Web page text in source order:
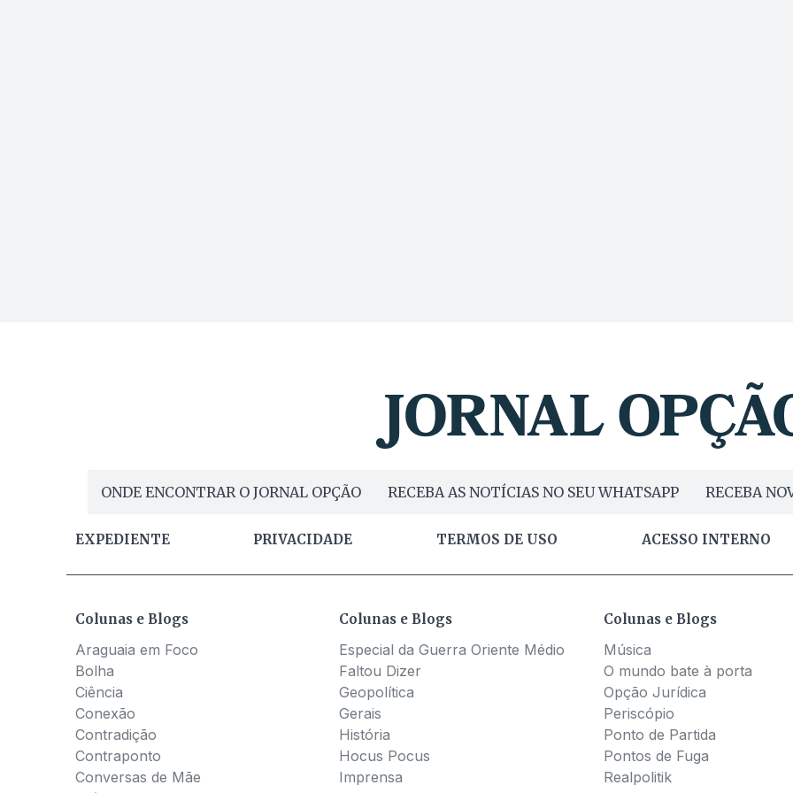
ONDE ENCONTRAR O JORNAL OPÇÃO RECEBA AS NOTÍCIAS NO SEU WHATSAPP RECEBA
EXPEDIENTE PRIVACIDADE TERMOS DE USO ACESSO INTERNO
Colunas e Blogs
Araguaia em Foco
Bolha
Ciência
Conexão
Contradição
Contraponto
Conversas de Mãe
Colunas e Blogs
Especial da Guerra Oriente Médio
Faltou Dizer
Geopolítica
Gerais
História
Hocus Pocus
Imprensa
Colunas e Blogs
Música
O mundo bate à porta
Opção Jurídica
Periscópio
Ponto de Partida
Pontos de Fuga
Realpolitik